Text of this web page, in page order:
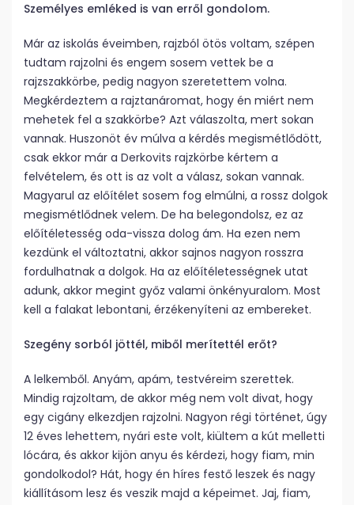
Személyes emléked is van erről gondolom.
Már az iskolás éveimben, rajzból ötös voltam, szépen
tudtam rajzolni és engem sosem vettek be a
rajzszakkörbe, pedig nagyon szeretettem volna.
Megkérdeztem a rajztanáromat, hogy én miért nem
mehetek fel a szakkörbe? Azt válaszolta, mert sokan
vannak. Huszonöt év múlva a kérdés megismétlődött,
csak ekkor már a Derkovits rajzkörbe kértem a
felvételem, és ott is az volt a válasz, sokan vannak.
Magyarul az előítélet sosem fog elmúlni, a rossz dolgok
megismétlődnek velem. De ha belegondolsz, ez az
előítéletesség oda-vissza dolog ám. Ha ezen nem
kezdünk el változtatni, akkor sajnos nagyon rosszra
fordulhatnak a dolgok. Ha az előítéletességnek utat
adunk, akkor megint győz valami önkényuralom. Most
kell a falakat lebontani, érzékenyíteni az embereket.
Szegény sorból jöttél, miből merítettél erőt?
A lelkemből. Anyám, apám, testvéreim szerettek.
Mindig rajzoltam, de akkor még nem volt divat, hogy
egy cigány elkezdjen rajzolni. Nagyon régi történet, úgy
12 éves lehettem, nyári este volt, kiültem a kút melletti
lócára, és akkor kijön anyu és kérdezi, hogy fiam, min
gondolkodol? Hát, hogy én híres festő leszek és nagy
kiállításom lesz és veszik majd a képeimet. Jaj, fiam,